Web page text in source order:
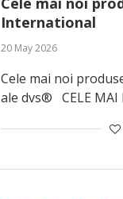
International
20 May 2026
Cele mai noi
ale dvs® CELE MAI